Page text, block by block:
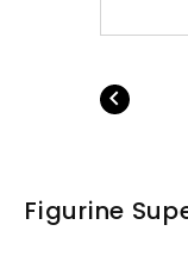

Figurine